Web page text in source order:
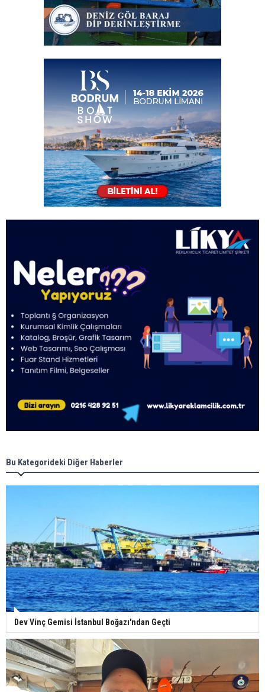
Bu Kategorideki Diğer Haberler
Dev Vinç Gemisi İstanbul Boğazı'ndan Geçti